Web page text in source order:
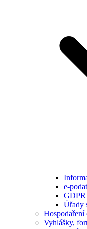
e-
GDPR
Úřady
Hospodaření
Vyhlášky,